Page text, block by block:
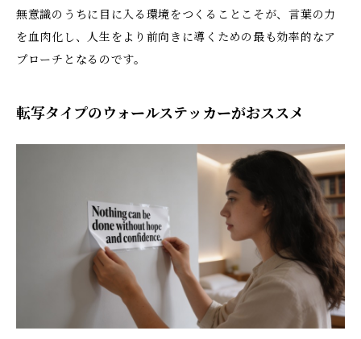
無意識のうちに目に入る環境をつくることこそが、言葉の力
を血肉化し、人生をより前向きに導くための最も効率的なア
プローチとなるのです。
転写タイプのウォールステッカーがおススメ